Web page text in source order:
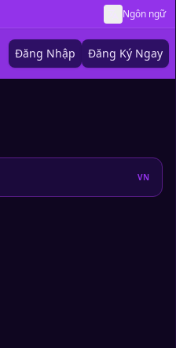
Ngôn ngữ
Đăng Nhập Đăng Ký Ngay
VN